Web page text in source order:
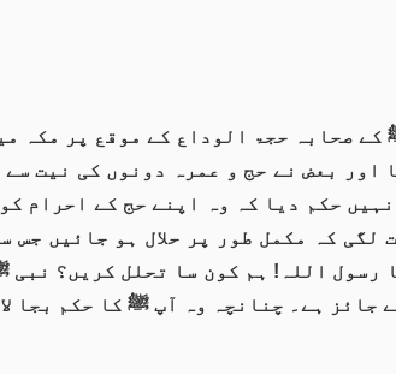
صحابہ حجۃ الوداع کے موقع پر مکہ
اور بعض نے حج و عمرہ دونوں کی نیت
حکم دیا کہ وہ اپنے حج کے احرام
کہ مکمل طور پر حلال ہو جائیں جس
اللہ! ہم کون سا تحلل کریں؟
جائز ہے۔ چنانچہ وہ آپ ﷺ کا حکم بجا